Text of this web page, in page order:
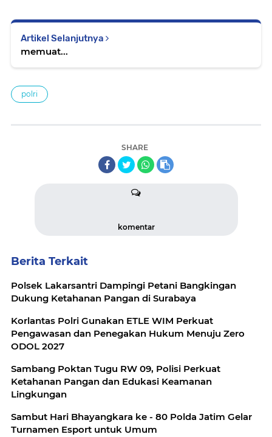
Artikel Selanjutnya
memuat...
polri
SHARE
komentar
Berita Terkait
Polsek Lakarsantri Dampingi Petani Bangkingan
Dukung Ketahanan Pangan di Surabaya
Korlantas Polri Gunakan ETLE WIM Perkuat
Pengawasan dan Penegakan Hukum Menuju Zero
ODOL 2027
Sambang Poktan Tugu RW 09, Polisi Perkuat
Ketahanan Pangan dan Edukasi Keamanan
Lingkungan
Sambut Hari Bhayangkara ke - 80 Polda Jatim Gelar
Turnamen Esport untuk Umum